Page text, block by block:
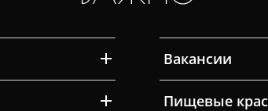
Вакансии
Пищевые